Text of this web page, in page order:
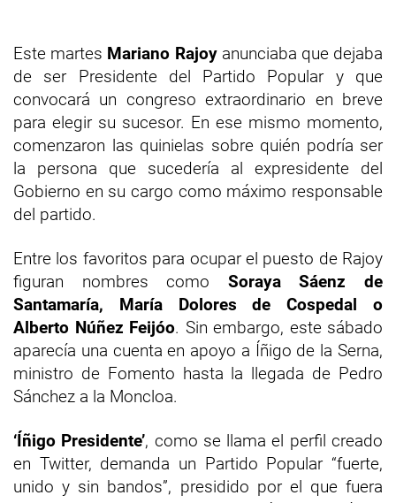
Este martes Mariano Rajoyanunciaba que dejaba
de ser Presidente del Partido Popular y que
convocará un congreso extraordinario en breve
para elegir su sucesor. En ese mismo momento,
comenzaron las quinielas sobre quién podría ser
la persona que sucedería al expresidente del
Gobierno en su cargo como máximo responsable
del partido.
Entre los favoritos para ocupar el puesto de Rajoy
figuran nombres como Soraya Sáenz de
Santamaría, María Dolores de Cospedal o
Alberto Núñez Feijóo. Sin embargo, este sábado
aparecía una cuenta en apoyo a Íñigo de la Serna,
ministro de Fomento hasta la llegada de Pedro
Sánchez a la Moncloa.
‘Íñigo Presidente’, como se llama el perfil creado
en Twitter, demanda un Partido Popular “fuerte,
unido y sin bandos”, presidido por el que fuera